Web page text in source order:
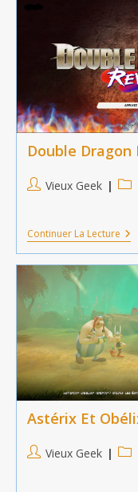
Double Dragon
Auteur/autrice
publication :
Vieux Geek
Post
Continuer La Lecture
Astérix Et
Auteur/autrice
Vieux Geek
Post